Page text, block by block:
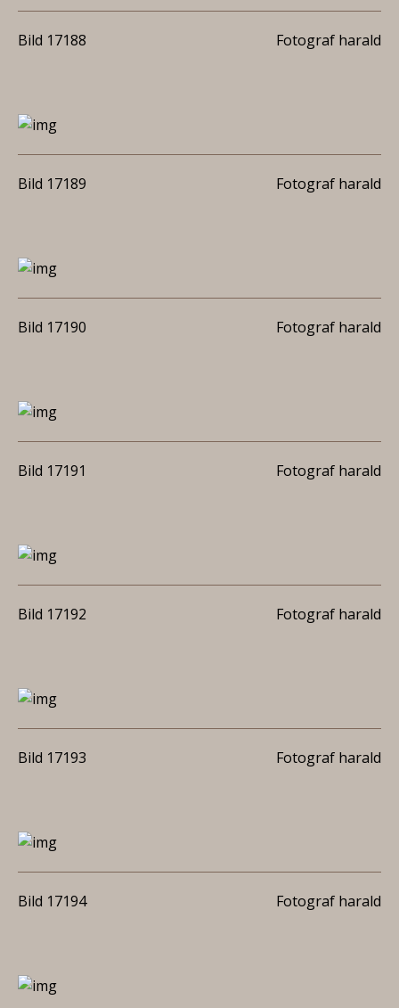
Bild 17188 Fotograf harald
Bild 17189 Fotograf harald
Bild 17190 Fotograf harald
Bild 17191 Fotograf harald
Bild 17192 Fotograf harald
Bild 17193 Fotograf harald
Bild 17194 Fotograf harald